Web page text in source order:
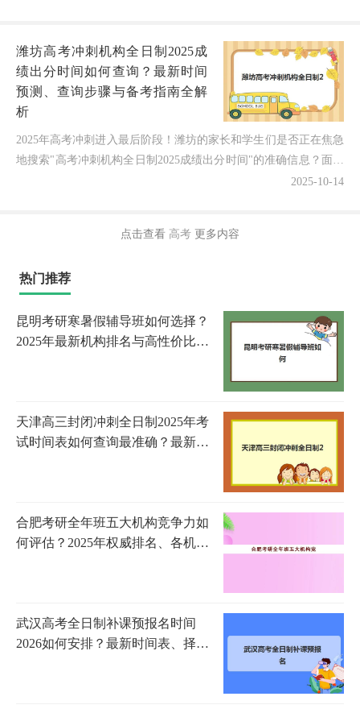
潍坊高考冲刺机构全日制2025成
绩出分时间如何查询？最新时间
预测、查询步骤与备考指南全解
析
2025年高考冲刺进入最后阶段！潍坊的家长和学生们是否正在焦急
地搜索"高考冲刺机构全日制2025成绩出分时间"的准确信息？面对
2025-10-14
点击查看 高考 更多内容
热门推荐
昆明考研寒暑假辅导班如何选择？
2025年最新机构排名与高性价比课
天津高三封闭冲刺全日制2025年考
试时间表如何查询最准确？最新时
合肥考研全年班五大机构竞争力如
何评估？2025年权威排名、各机构
武汉高考全日制补课预报名时间
2026如何安排？最新时间表、择校